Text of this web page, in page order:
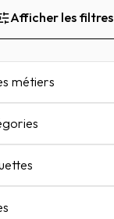
Afficher les filtres
métiers